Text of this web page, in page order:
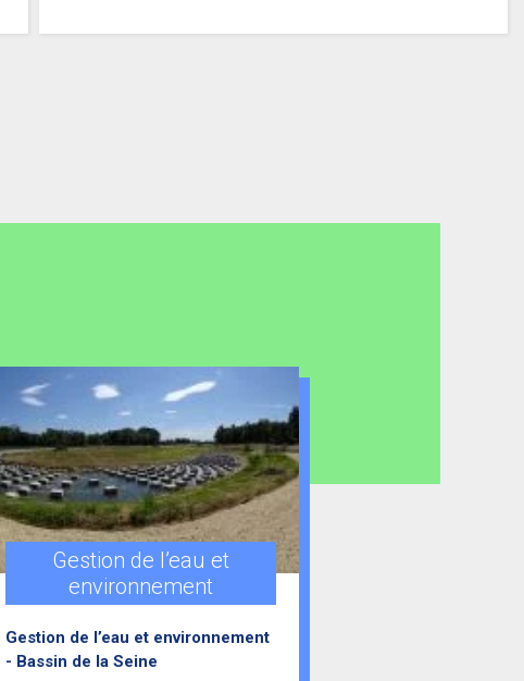
Gestion de l’eau et
environnement
Gestion de l’eau et environnement
- Bassin de la Seine